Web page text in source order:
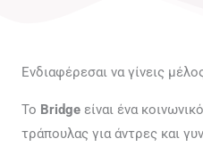
Ενδιαφέρεσαι να γίνεις
Το Bridge είναι ένα
τράπουλας για άντρες και